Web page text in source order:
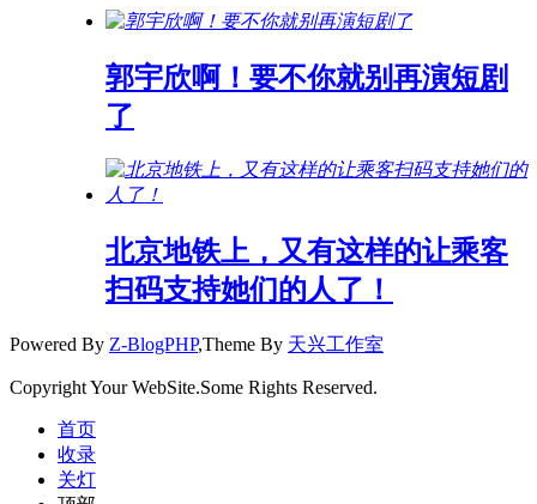
郭宇欣啊！要不你就别再演短剧
了
北京地铁上，又有这样的让乘客
扫码支持她们的人了！
Powered By Z-BlogPHP,Theme By 天兴工作室
Copyright Your WebSite.Some Rights Reserved.
首页
收录
关灯